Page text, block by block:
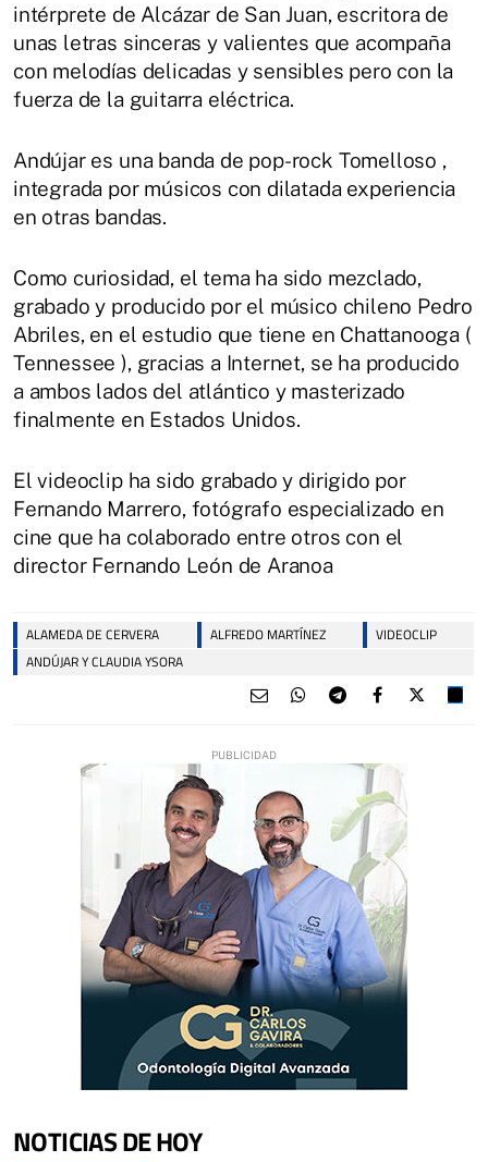
intérprete de Alcázar de San Juan, escritora de
unas letras sinceras y valientes que acompaña
con melodías delicadas y sensibles pero con la
fuerza de la guitarra eléctrica.
Andújar es una banda de pop-rock Tomelloso ,
integrada por músicos con dilatada experiencia
en otras bandas.
Como curiosidad, el tema ha sido mezclado,
grabado y producido por el músico chileno Pedro
Abriles, en el estudio que tiene en Chattanooga (
Tennessee ), gracias a Internet, se ha producido
a ambos lados del atlántico y masterizado
finalmente en Estados Unidos.
El videoclip ha sido grabado y dirigido por
Fernando Marrero, fotógrafo especializado en
cine que ha colaborado entre otros con el
director Fernando León de Aranoa
ALAMEDA DE CERVERA ALFREDO MARTÍNEZ
VIDEOCLIP
ANDÚJAR Y CLAUDIA YSORA
NOTICIAS DE HOY